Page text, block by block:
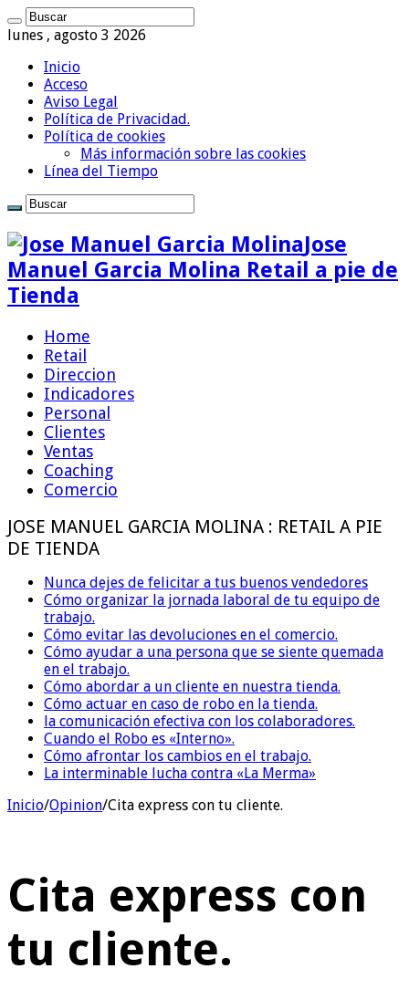
lunes , agosto 3 2026
Inicio
Acceso
Aviso Legal
Política de Privacidad.
Política de cookies
Más información sobre las cookies
Línea del Tiempo
Jose
Manuel Garcia Molina Retail a pie de
Tienda
Home
Retail
Direccion
Indicadores
Personal
Clientes
Ventas
Coaching
Comercio
JOSE MANUEL GARCIA MOLINA : RETAIL A PIE
DE TIENDA
Nunca dejes de felicitar a tus buenos vendedores
Cómo organizar la jornada laboral de tu equipo de
trabajo.
Cómo evitar las devoluciones en el comercio.
Cómo ayudar a una persona que se siente quemada
en el trabajo.
Cómo abordar a un cliente en nuestra tienda.
Cómo actuar en caso de robo en la tienda.
la comunicación efectiva con los colaboradores.
Cuando el Robo es «Interno».
Cómo afrontar los cambios en el trabajo.
La interminable lucha contra «La Merma»
Inicio/Opinion/Cita express con tu cliente.
Cita express con
tu cliente.